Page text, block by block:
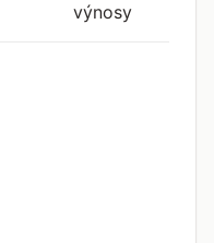
výnosy